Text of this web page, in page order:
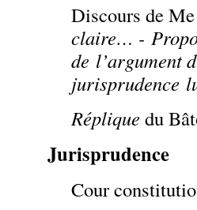
Discours de
claire… -
de l’argument
jurisprudence
Réplique du
Jurisprudence
Cour